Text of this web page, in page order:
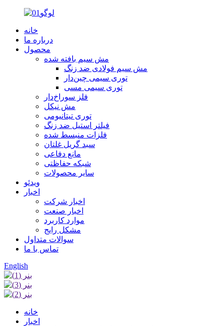
خانه
درباره ما
محصول
مش سیم بافته شده
مش سیم فولادی ضد زنگ
توری سیمی چین‌دار
توری سیمی مسی
فلز سوراخ‌دار
مش نیکل
توری تیتانیومی
فیلتر استیل ضد زنگ
فلزات منبسط شده
سبد گریل غلتان
مانع دفاعی
شبکه حفاظتی
سایر محصولات
ویدئو
اخبار
اخبار شرکت
اخبار صنعت
موارد کاربرد
مشکل رایج
سوالات متداول
تماس با ما
English
خانه
اخبار